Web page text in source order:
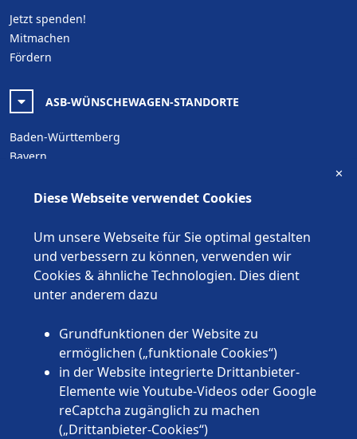
Jetzt spenden!
Mitmachen
Fördern
ASB-WÜNSCHEWAGEN-STANDORTE
Baden-Württemberg
Bayern
Brandenburg
Hamburg
Hessen
Mecklenburg-Vorpommern
Niedersachsen
Rheinland-Pfalz
Sachsen
Sachsen-Anhalt
Schleswig-Holstein
Thüringen
Diese Webseite verwendet Cookies
Um unsere Webseite für Sie optimal gestalten
und verbessern zu können, verwenden wir
Cookies & ähnliche Technologien. Dies dient
unter anderem dazu
Grundfunktionen der Website zu
ermöglichen („funktionale Cookies“)
in der Website integrierte Drittanbieter-
Elemente wie Youtube-Videos oder Google
reCaptcha zugänglich zu machen
(„Drittanbieter-Cookies“)
✕